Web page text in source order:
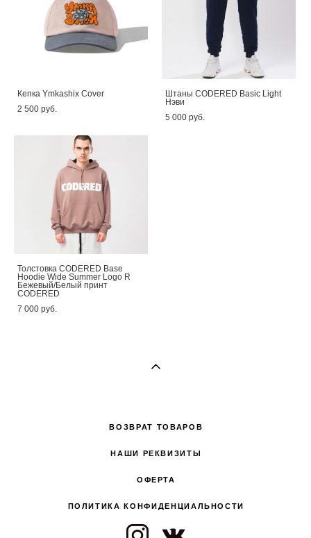
Кепка Ymkashix Cover
2 500 pуб.
Штаны CODERED Basic Light
Нэви
5 000 pуб.
Толстовка CODERED Base
Hoodie Wide Summer Logo R
Бежевый/Белый принт
CODERED
7 000 pуб.
ВОЗВРАТ ТОВАРОВ
НАШИ РЕКВИЗИТЫ
ОФЕРТА
ПОЛИТИКА КОНФИДЕНЦИАЛЬНОСТИ